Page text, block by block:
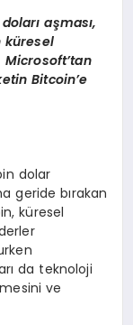
aşması,
küresel
Microsoft’tan
Bitcoin’e
dolar
geride bırakan
küresel
da teknoloji
ve